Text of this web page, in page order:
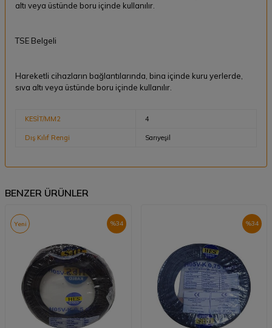
altı veya üstünde boru içinde kullanılır.
TSE Belgeli
Hareketli cihazların bağlantılarında, bina içinde kuru yerlerde,
sıva altı veya üstünde boru içinde kullanılır.
KESİT/MM2 4
Dış Kılıf Rengi Sarıyeşil
BENZER ÜRÜNLER
%34
Yeni %34